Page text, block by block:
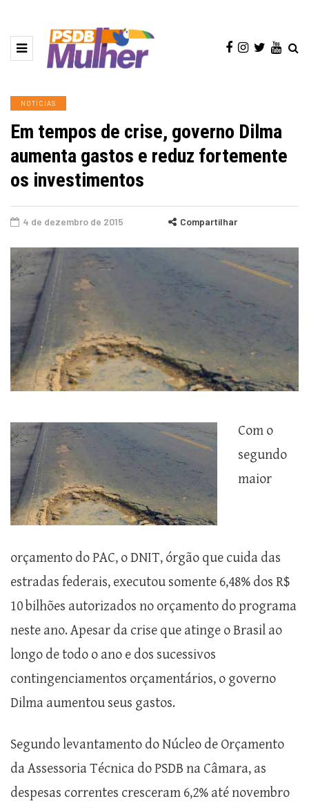
NOTÍCIAS
Em tempos de crise, governo Dilma
aumenta gastos e reduz fortemente
os investimentos
4 de dezembro de 2015 Compartilhar
Com o
segundo
maior
orçamento do PAC, o DNIT, órgão que cuida das
estradas federais, executou somente 6,48% dos R$
10 bilhões autorizados no orçamento do programa
neste ano. Apesar da crise que atinge o Brasil ao
longo de todo o ano e dos sucessivos
contingenciamentos orçamentários, o governo
Dilma aumentou seus gastos.
Segundo levantamento do Núcleo de Orçamento
da Assessoria Técnica do PSDB na Câmara, as
despesas correntes cresceram 6,2% até novembro